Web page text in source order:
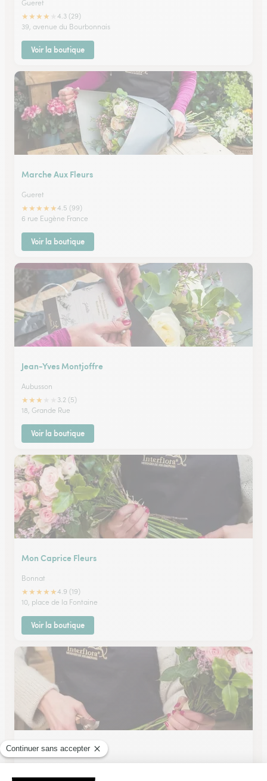
Gueret
★★★★
4.3 (29)
39, avenue du Bourbonnais
Voir la boutique
Marche Aux Fleurs
Gueret
★★★★★4.5 (99)
6 rue Eugène France
Voir la boutique
Jean-Yves Montjoffre
Aubusson
★★★
3.2 (5)
18, Grande Rue
Voir la boutique
Mon Caprice Fleurs
Bonnat
★★★★★4.9 (19)
10, place de la Fontaine
Voir la boutique
Sand’tia Creations